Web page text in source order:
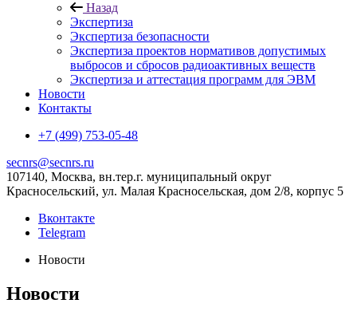
Назад
Экспертиза
Экспертиза безопасности
Экспертиза проектов нормативов допустимых
выбросов и сбросов радиоактивных веществ
Экспертиза и аттестация программ для ЭВМ
Новости
Контакты
+7 (499) 753-05-48
secnrs@secnrs.ru
107140, Москва, вн.тер.г. муниципальный округ
Красносельский, ул. Малая Красносельская, дом 2/8, корпус 5
Вконтакте
Telegram
Новости
Новости